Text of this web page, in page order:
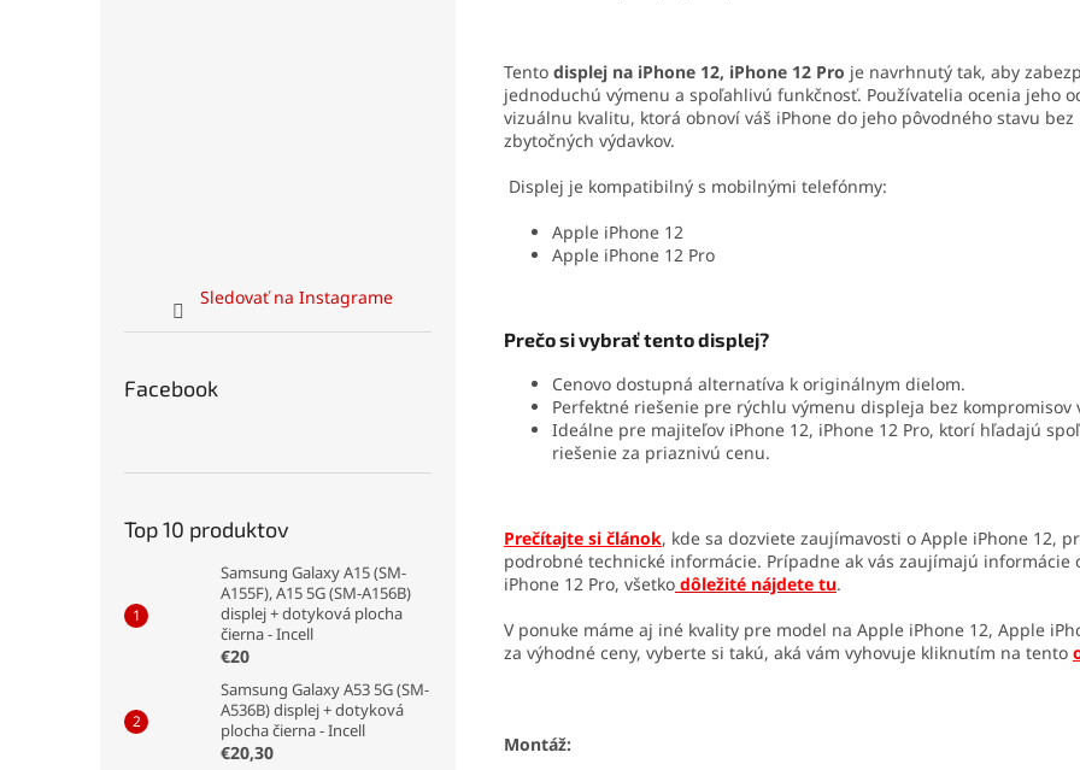
Sledovať na Instagrame
Facebook
Top 10 produktov
Samsung Galaxy A15 (SM-
A155F), A15 5G (SM-A156B)
displej + dotyková plocha
čierna - Incell
€20
Samsung Galaxy A53 5G (SM-
A536B) displej + dotyková
plocha čierna - Incell
€20,30
Tento displej na iPhone 12, iPhone 12 Pro je navrhnutý tak, aby
jednoduchú výmenu a spoľahlivú funkčnosť. Používatelia ocenia jeho
vizuálnu kvalitu, ktorá obnoví váš iPhone do jeho pôvodného stavu bez
zbytočných výdavkov.
Displej je kompatibilný s mobilnými telefónmy:
Apple iPhone 12
Apple iPhone 12 Pro
Prečo si vybrať tento displej?
Cenovo dostupná alternatíva k originálnym dielom.
Perfektné riešenie pre rýchlu výmenu displeja bez kompromisov
Ideálne pre majiteľov iPhone 12, iPhone 12 Pro, ktorí hľadajú
riešenie za priaznivú cenu.
Prečítajte si článok, kde sa dozviete zaujímavosti o Apple iPhone 12,
podrobné technické informácie. Prípadne ak vás zaujímajú informácie
iPhone 12 Pro, všetko dôležité nájdete tu.
V ponuke máme aj iné kvality pre model na Apple iPhone 12, Apple
za výhodné ceny, vyberte si takú, aká vám vyhovuje kliknutím na tento
Montáž: